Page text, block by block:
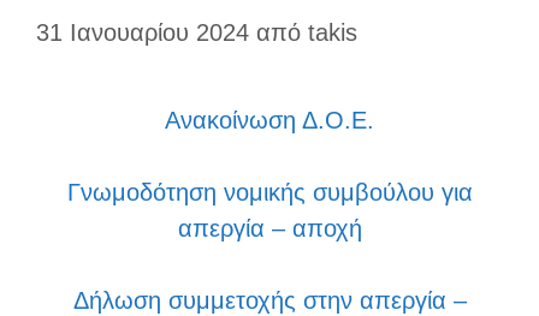
31 Ιανουαρίου 2024 από takis
Ανακοίνωση Δ.Ο.Ε.
Γνωμοδότηση νομικής συμβούλου για
απεργία – αποχή
Δήλωση συμμετοχής στην απεργία –